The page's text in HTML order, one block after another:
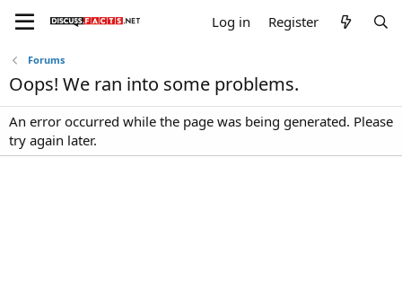
Log in Register
Forums
Oops! We ran into some problems.
An error occurred while the page was being generated. Please
try again later.